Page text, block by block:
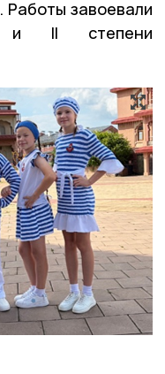
Работы завоевали
и II степени